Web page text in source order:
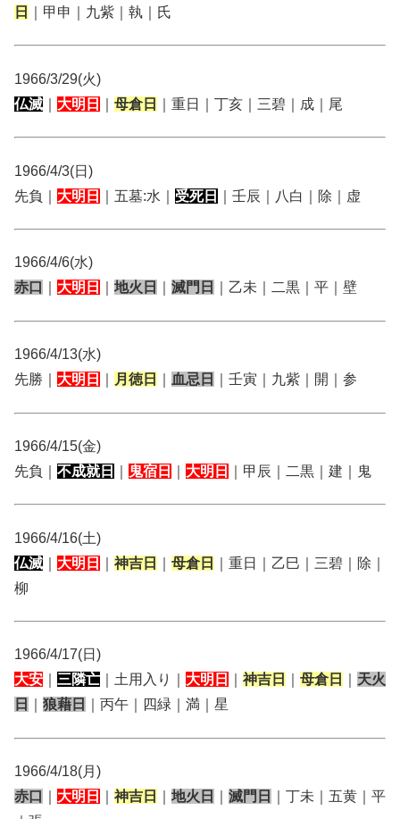
日
｜甲申｜九紫｜執｜氏
1966/3/29(火)
仏滅
大明日 母倉日 ｜重日｜丁亥｜三碧｜成｜尾
1966/4/3(日)
先負｜ 大明日 ｜五墓:水｜ 受死日 ｜壬辰｜八白｜除｜虚
1966/4/6(水)
赤口
大明日 地火日 滅門日 ｜乙未｜二黒｜平｜壁
1966/4/13(水)
先勝｜ 大明日 月徳日 血忌日 ｜壬寅｜九紫｜開｜参
1966/4/15(金)
先負｜ 不成就日 鬼宿日 大明日 ｜甲辰｜二黒｜建｜鬼
1966/4/16(土)
仏滅
大明日 神吉日 母倉日
｜重日｜乙巳｜三碧｜除｜
柳
1966/4/17(日)
大安
三隣亡 ｜土用入り｜ 大明日 神吉日 母倉日
天火
日
狼藉日 ｜丙午｜四緑｜満｜星
1966/4/18(月)
赤口
大明日 神吉日 地火日 滅門日
｜丁未｜五黄｜平